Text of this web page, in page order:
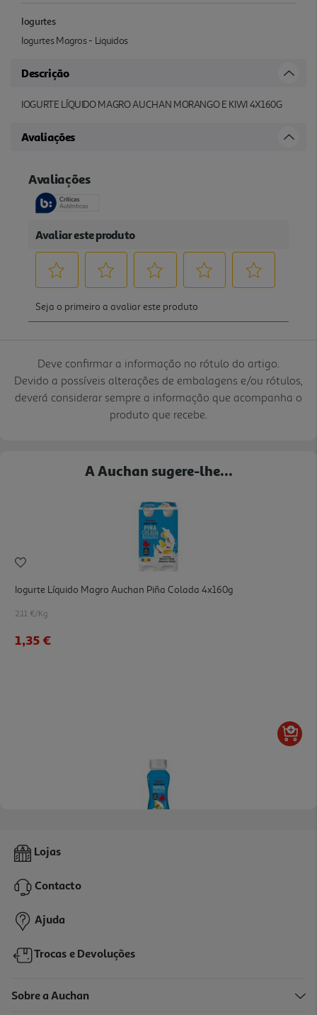
Iogurtes
Iogurtes Magros - Liquidos
Descrição
IOGURTE LÍQUIDO MAGRO AUCHAN MORANGO E KIWI 4X160G
Avaliações
Deve confirmar a informação no rótulo do artigo.
Devido a possíveis alterações de embalagens e/ou rótulos,
deverá considerar sempre a informação que acompanha o
produto que recebe.
A Auchan sugere-lhe...
Iogurte Líquido Magro Auchan Piña Colada 4x160g
2.11 €/Kg
1,35 €
Iogurte Líquido Magro Auchan Tropical 160g
0,35 €
Lojas
Contacto
Ajuda
Trocas e Devoluções
Sobre a Auchan